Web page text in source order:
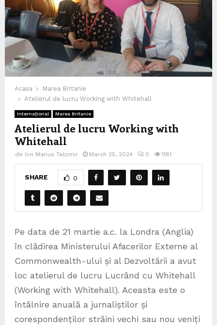
Acasa
Marea Britanie
Atelierul de lucru Working with Whitehall
Internațional Marea Britanie
Atelierul de lucru Working with
Whitehall
de Ion Marius Tatomir March 25, 2024 0 1181
SHARE 0
Pe data de 21 martie a.c. la Londra (Anglia)
în clădirea Ministerului Afacerilor Externe al
Commonwealth-ului și al Dezvoltării a avut
loc atelierul de lucru Lucrând cu Whitehall
(Working with Whitehall). Aceasta este o
întâlnire anuală a jurnaliștilor și
corespondenților străini vechi sau nou veniți